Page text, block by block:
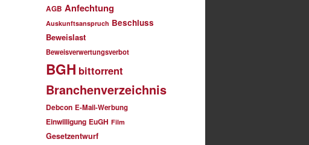
AGB Anfechtung
Auskunftsanspruch Beschluss
Beweislast
Beweisverwertungsverbot
BGH bittorrent
Branchenverzeichnis
Debcon E-Mail-Werbung
Einwilligung EuGH Film
Gesetzentwurf